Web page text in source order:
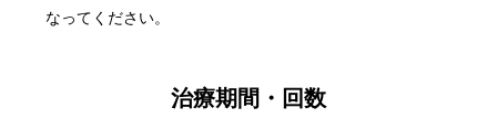
なってください。
治療期間・回数